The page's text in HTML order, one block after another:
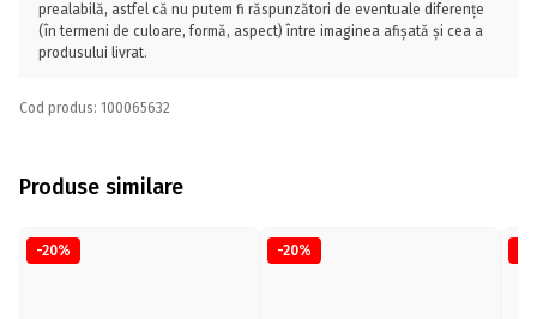
prealabilă, astfel că nu putem fi răspunzători de eventuale diferențe
(în termeni de culoare, formă, aspect) între imaginea afișată și cea a
produsului livrat.
Cod produs: 100065632
Produse similare
-20% -20%